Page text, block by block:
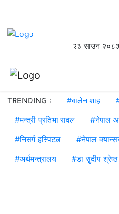
२३ साउन
TRENDING : #बालेन शाह
#मन्त्री प्रतिभा रावल #नेपाल
#निसर्ग हस्पिटल #नेपाल
#अर्थमन्त्रालय #डा सुदीप श्रेष्ठ